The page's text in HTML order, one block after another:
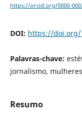
https://orcid.org/0000-
DOI: https://doi.org/
Palavras-chave:
jornalismo, mulheres
Resumo